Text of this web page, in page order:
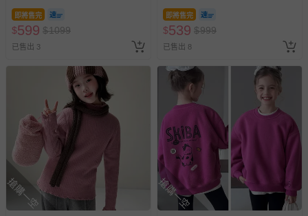
即將售完
$599 $1099
已售出 3
即將售完
$539 $999
已售出 8
搶購一空 搶購一空